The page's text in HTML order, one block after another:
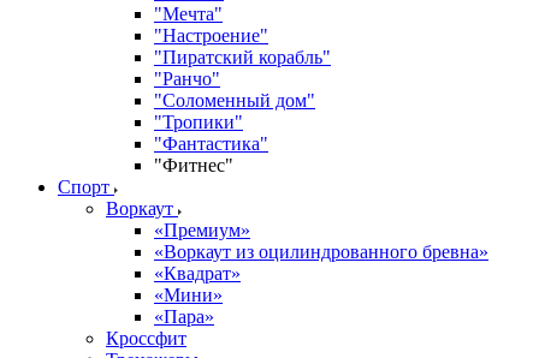
"Мечта"
"Настроение"
"Пиратский корабль"
"Ранчо"
"Соломенный дом"
"Тропики"
"Фантастика"
"Фитнес"
Спорт
Воркаут
«Премиум»
«Воркаут из оцилиндрованного бревна»
«Квадрат»
«Мини»
«Пара»
Кроссфит